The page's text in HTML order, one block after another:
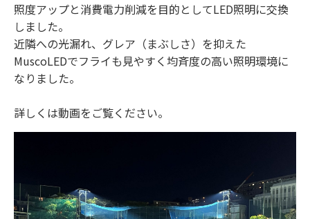
照度アップと消費電力削減を目的としてLED照明に交換
しました。
近隣への光漏れ、グレア（まぶしさ）を抑えた
MuscoLEDでフライも見やすく均斉度の高い照明環境に
なりました。
詳しくは動画をご覧ください。